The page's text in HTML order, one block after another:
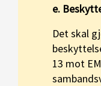
e.
Det skal
13 mot